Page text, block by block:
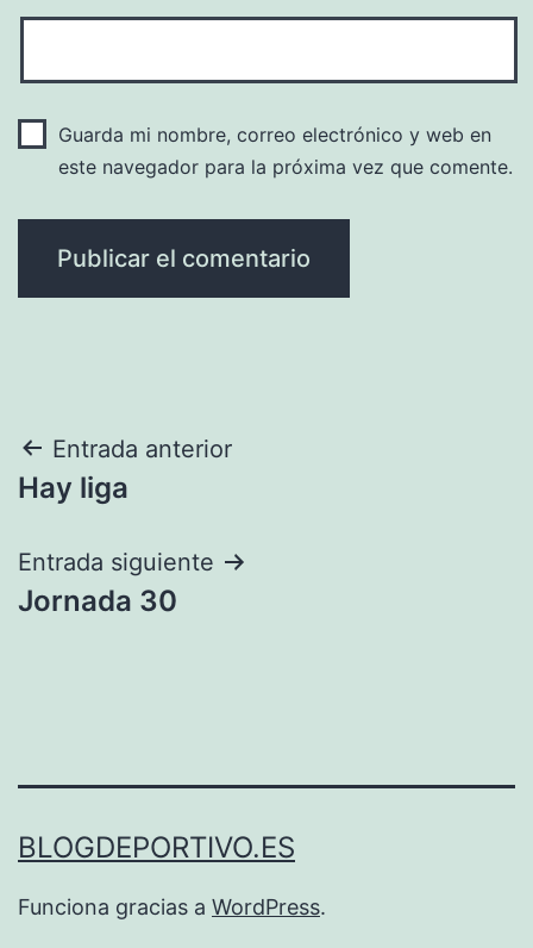
Guarda mi nombre, correo electrónico y web en
este navegador para la próxima vez que comente.
Navegación
de
entradas
Entrada anterior
Hay liga
Entrada siguiente
Jornada 30
BLOGDEPORTIVO.ES
Funciona gracias a WordPress.